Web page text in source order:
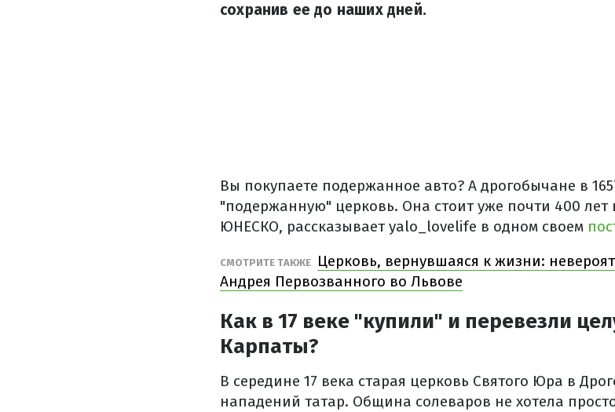
сохранив ее до наших дней.
Вы покупаете подержанное авто? А дрогобычане в
"подержанную" церковь. Она стоит уже почти 400 лет
ЮНЕСКО, рассказывает yalo_lovelife в одном своем
СМОТРИТЕ ТАКЖЕ
Церковь, вернувшаяся к жизни:
Андрея Первозванного во Львове
Как в 17 веке "купили" и перевезли
Карпаты?
В середине 17 века старая церковь Святого Юра в
нападений татар. Община солеваров не хотела